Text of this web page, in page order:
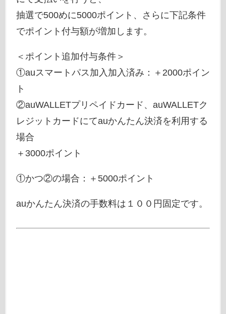
抽選で500めに5000ポイント、さらに下記条件
でポイント付与額が増加します。
＜ポイント追加付与条件＞
①auスマートパス加入加入済み：＋2000ポイン
ト
②auWALLETプリペイドカード、auWALLETク
レジットカードにてauかんたん決済を利用する
場合
＋3000ポイント
①かつ②の場合：＋5000ポイント
auかんたん決済の手数料は１００円固定です。